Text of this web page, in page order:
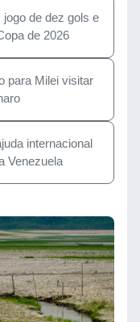
de dez gols e
de 2026
para Milei visitar
internacional
Venezuela